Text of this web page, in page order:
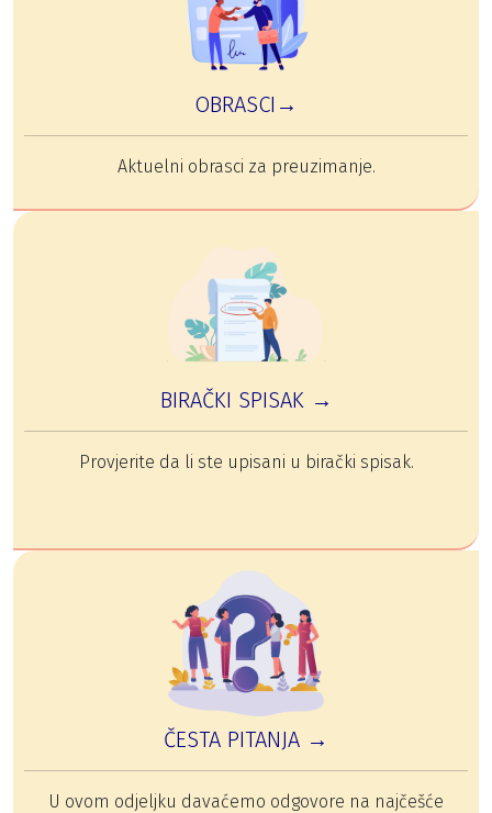
OBRASCI→
Aktuelni obrasci za preuzimanje.
BIRAČKI SPISAK →
Provjerite da li ste upisani u birački spisak.
ČESTA PITANJA →
U ovom odjeljku davaćemo odgovore na najčešće